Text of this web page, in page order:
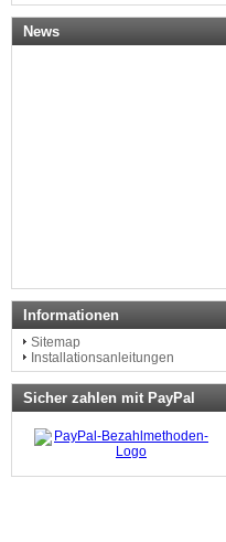
News
Informationen
Sitemap
Installationsanleitungen
Sicher zahlen mit PayPal